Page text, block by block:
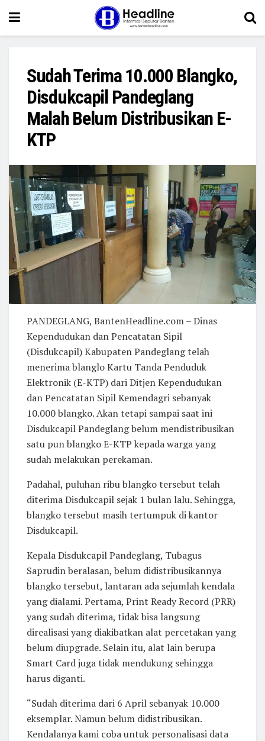
Sudah Terima 10.000 Blangko,
Disdukcapil Pandeglang
Malah Belum Distribusikan E-
KTP
PANDEGLANG, BantenHeadline.com – Dinas
Kependudukan dan Pencatatan Sipil
(Disdukcapil) Kabupaten Pandeglang telah
menerima blanglo Kartu Tanda Penduduk
Elektronik (E-KTP) dari Ditjen Kependudukan
dan Pencatatan Sipil Kemendagri sebanyak
10.000 blangko. Akan tetapi sampai saat ini
Disdukcapil Pandeglang belum mendistribusikan
satu pun blangko E-KTP kepada warga yang
sudah melakukan perekaman.
Padahal, puluhan ribu blangko tersebut telah
diterima Disdukcapil sejak 1 bulan lalu. Sehingga,
blangko tersebut masih tertumpuk di kantor
Disdukcapil.
Kepala Disdukcapil Pandeglang, Tubagus
Saprudin beralasan, belum didistribusikannya
blangko tersebut, lantaran ada sejumlah kendala
yang dialami. Pertama, Print Ready Record (PRR)
yang sudah diterima, tidak bisa langsung
direalisasi yang diakibatkan alat percetakan yang
belum diupgrade. Selain itu, alat lain berupa
Smart Card juga tidak mendukung sehingga
harus diganti.
“Sudah diterima dari 6 April sebanyak 10.000
eksemplar. Namun belum didistribusikan.
Kendalanya kami coba untuk personalisasi data